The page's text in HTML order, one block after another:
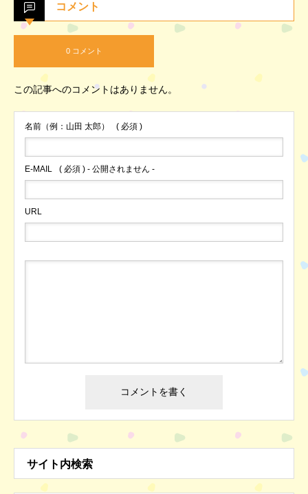
コメント
0 コメント
この記事へのコメントはありません。
名前（例：山田 太郎） ( 必須 )
E-MAIL ( 必須 ) - 公開されません -
URL
サイト内検索